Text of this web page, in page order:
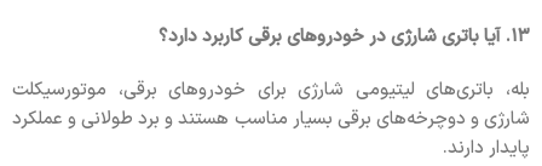
۱۳. آیا باتری شارژی در خودروهای برقی کاربرد دارد؟
بله، باتری‌های لیتیومی شارژی برای خودروهای برقی، موتورسیکلت
شارژی و دوچرخه‌های برقی بسیار مناسب هستند و برد طولانی و عملکرد
پایدار دارند.